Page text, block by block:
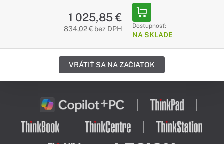
1 025,85 €
834,02 € bez DPH Dostupnosť:
NA SKLADE
VRÁTIŤ SA NA ZAČIATOK